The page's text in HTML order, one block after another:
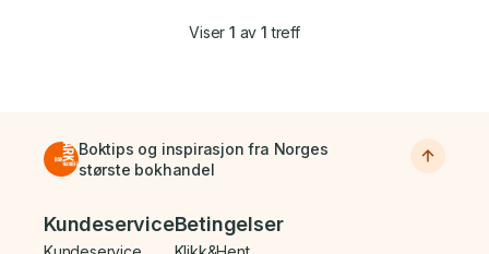
Viser1 av 1 treff
Boktips og inspirasjon fra Norges
største bokhandel
Bunnmeny
KundeserviceBetingelser